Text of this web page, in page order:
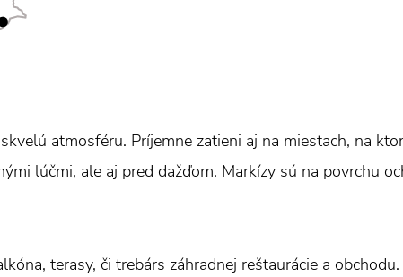
atmosféru. Príjemne zatieni aj na miestach, na
lúčmi, ale aj pred dažďom. Markízy sú na povrchu
terasy, či trebárs záhradnej reštaurácie a